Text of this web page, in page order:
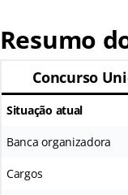
Resumo
Concurso
Situação atual
Banca organizadora
Cargos